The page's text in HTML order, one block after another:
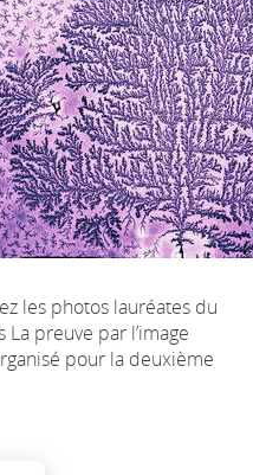
les photos lauréates du
La preuve par l’image
pour la deuxième